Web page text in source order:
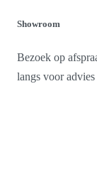
Showroom
Bezoek op
langs voor